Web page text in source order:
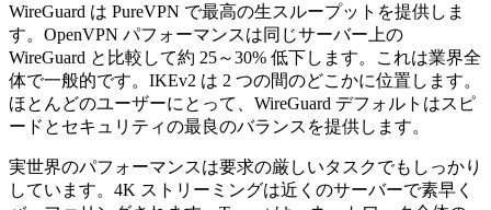
WireGuard は PureVPN で最高の生スループットを提供しま
す。OpenVPN パフォーマンスは同じサーバー上の
WireGuard と比較して約 25～30% 低下します。これは業界全
体で一般的です。IKEv2 は 2 つの間のどこかに位置します。
ほとんどのユーザーにとって、WireGuard デフォルトはスピ
ードとセキュリティの最良のバランスを提供します。
実世界のパフォーマンスは要求の厳しいタスクでもしっかり
しています。4K ストリーミングは近くのサーバーで素早く